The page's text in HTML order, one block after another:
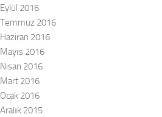
Eylül 2016
Temmuz 2016
Haziran 2016
Mayıs 2016
Nisan 2016
Mart 2016
Ocak 2016
Aralık 2015